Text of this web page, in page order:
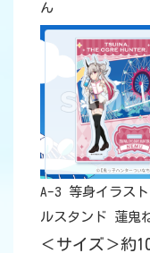
ん
A-3 等身イラスト
ルスタンド 蓮鬼
＜サイズ＞約